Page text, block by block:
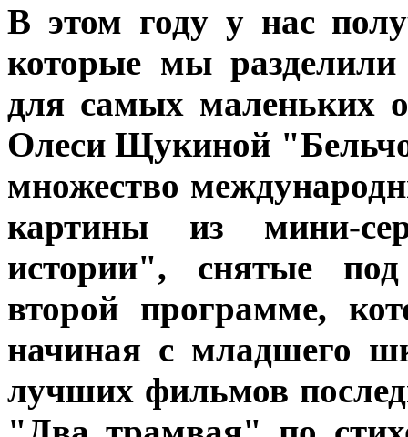
В этом году у нас
которые мы
для самых маленьких
Олеси Щукиной
множество
картины из мини-
истории", снятые
второй программе,
начиная с младшего
лучших фильмов